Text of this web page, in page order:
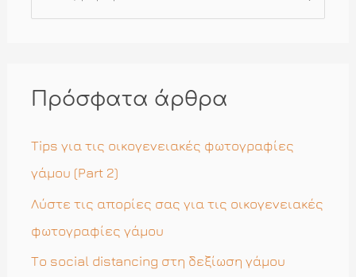
ή
η
σ
η
γ
Πρόσφατα άρθρα
Tips για τις οικογενειακές φωτογραφίες
γάμου (Part 2)
Λύστε τις απορίες σας για τις οικογενειακές
φωτογραφίες γάμου
Το social distancing στη δεξίωση γάμου